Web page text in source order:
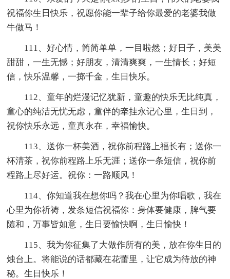
祝福你生日快乐，祝愿你能一辈子给你最爱的老婆我做
牛做马！
111、好心情，简简单单，一目啦然；好日子，美美
甜甜，一生无憾；好朋友，清清爽爽，一生情长；好短
信，快乐温馨，一掷千金，生日快乐。
112、童年的烂漫记忆犹新，童趣的快乐无比纯真，
童心的纯洁无忧无虑，童伴的牵挂永记心里，生日到，
祝你快乐永远，童真永在，幸福愉快。
113、送你一杯美酒，祝你前程路上福长有；送你一
杯清茶，祝你前程路上乐无涯；送你一条短信，祝你前
程路上尽好运。祝你：一路顺风！
114、你知道我在想你吗？我在心里为你唱歌，我在
心里为你祈祷，发条短信祝福你：身体要健康，脾气要
随和，万事皆如意，生日要愉快啊，生日愉快！
115、我为你征集了大做作所有的美，放在你生日的
烛台上。将能说的话都藏在花蕾里，让它成为待放的神
秘。生日快乐！